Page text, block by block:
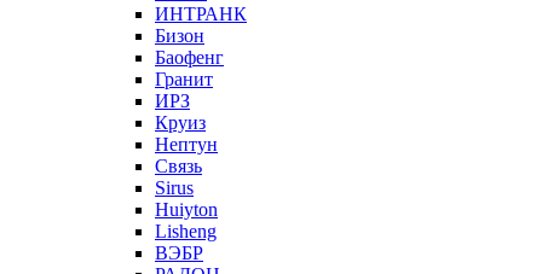
ИНТРАНК
Бизон
Баофенг
Гранит
ИРЗ
Круиз
Нептун
Связь
Sirus
Huiyton
Lisheng
ВЭБР